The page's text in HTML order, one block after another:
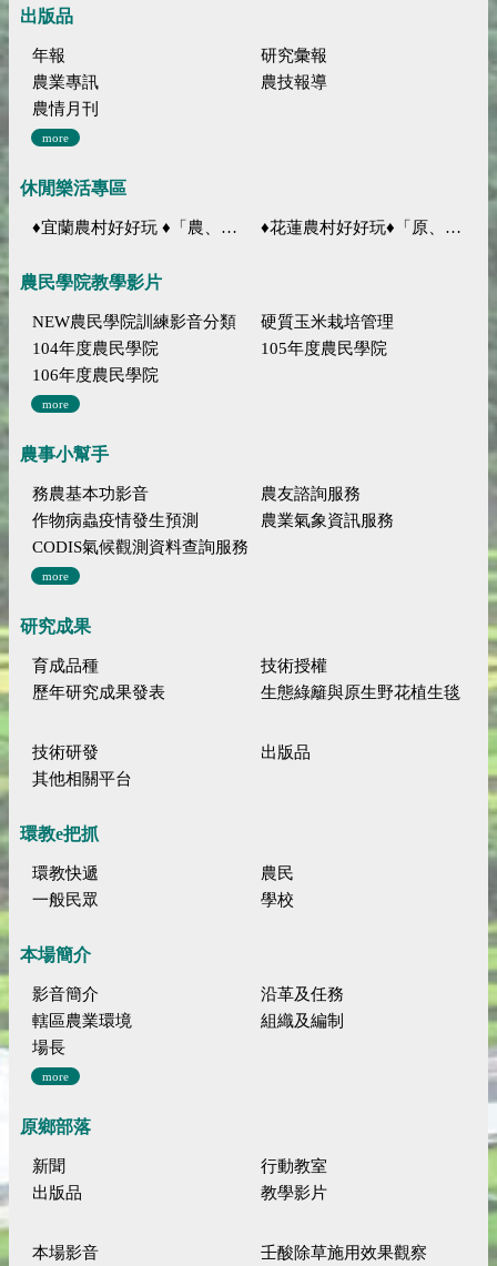
出版品
年報
研究彙報
農業專訊
農技報導
農情月刊
more
休閒樂活專區
♦宜蘭農村好好玩 ♦「農、藝、山、水」四條遊程推薦 ♦花蓮農村好好玩♦「原、生、慢、活」四條遊程推薦
農民學院教學影片
NEW農民學院訓練影音分類
硬質玉米栽培管理
104年度農民學院
105年度農民學院
106年度農民學院
more
農事小幫手
務農基本功影音
農友諮詢服務
作物病蟲疫情發生預測
農業氣象資訊服務
CODIS氣候觀測資料查詢服務
more
研究成果
育成品種
技術授權
歷年研究成果發表
生態綠籬與原生野花植生毯
技術研發
出版品
其他相關平台
環教e把抓
環教快遞
農民
一般民眾
學校
本場簡介
影音簡介
沿革及任務
轄區農業環境
組織及編制
場長
more
原鄉部落
新聞
行動教室
出版品
教學影片
本場影音 壬酸除草施用效果觀察